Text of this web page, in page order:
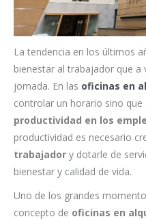
La tendencia en los últimos
bienestar al trabajador que a
jornada. En las oficinas en
controlar un horario sino que
productividad en los
productividad es necesario
trabajador y dotarle de
bienestar y calidad de vida.
Uno de los grandes
concepto de oficinas en